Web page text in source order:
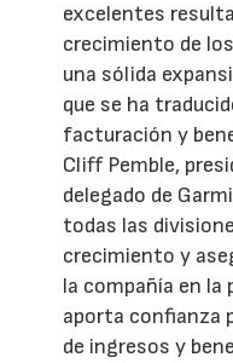
excelentes
crecimiento de
una sólida
que se ha
facturación y
Cliff Pemble,
delegado de
todas las
crecimiento y
la compañía en la
aporta confianza
de ingresos y